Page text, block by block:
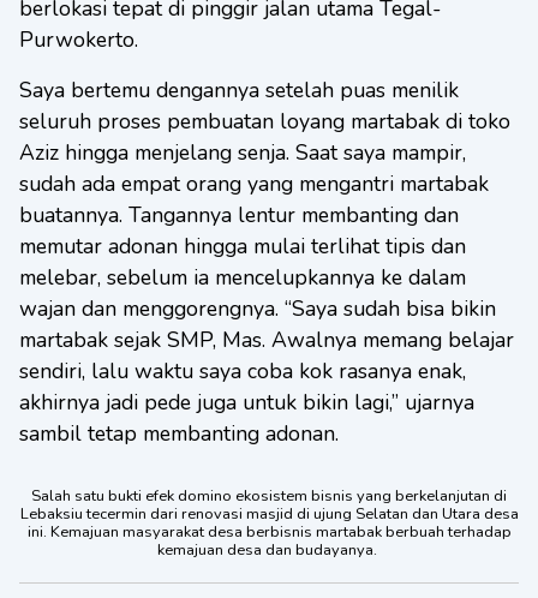
berlokasi tepat di pinggir jalan utama Tegal-
Purwokerto.
Saya bertemu dengannya setelah puas menilik
seluruh proses pembuatan loyang martabak di toko
Aziz hingga menjelang senja. Saat saya mampir,
sudah ada empat orang yang mengantri martabak
buatannya. Tangannya lentur membanting dan
memutar adonan hingga mulai terlihat tipis dan
melebar, sebelum ia mencelupkannya ke dalam
wajan dan menggorengnya. “Saya sudah bisa bikin
martabak sejak SMP, Mas. Awalnya memang belajar
sendiri, lalu waktu saya coba kok rasanya enak,
akhirnya jadi pede juga untuk bikin lagi,” ujarnya
sambil tetap membanting adonan.
Salah satu bukti efek domino ekosistem bisnis yang berkelanjutan di
Lebaksiu tecermin dari renovasi masjid di ujung Selatan dan Utara desa
ini. Kemajuan masyarakat desa berbisnis martabak berbuah terhadap
kemajuan desa dan budayanya.